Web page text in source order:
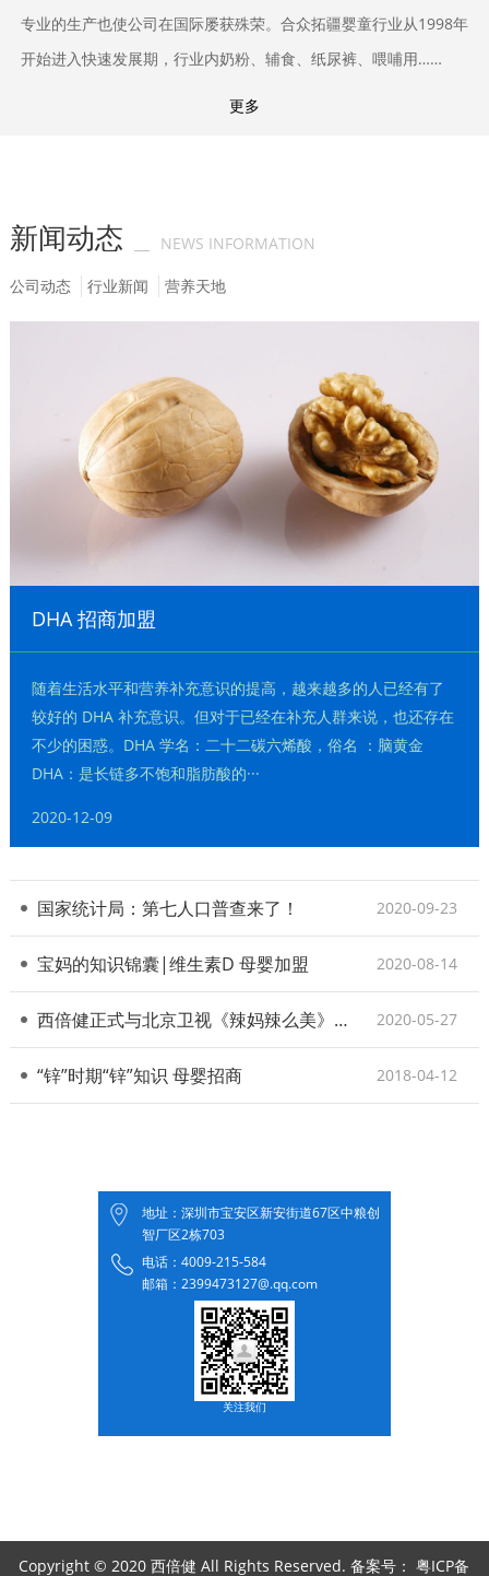
专业的生产也使公司在国际屡获殊荣。合众拓疆婴童行业从1998年
开始进入快速发展期，行业内奶粉、辅食、纸尿裤、喂哺用……
更多
新闻动态 NEWS INFORMATION
公司动态 行业新闻 营养天地
DHA 招商加盟
随着生活水平和营养补充意识的提高，越来越多的人已经有了
较好的 DHA 补充意识。但对于已经在补充人群来说，也还存在
不少的困惑。DHA 学名：二十二碳六烯酸，俗名 ：脑黄金
DHA：是长链多不饱和脂肪酸的···
2020-12-09
国家统计局：第七人口普查来了！ 2020-09-23
宝妈的知识锦囊|维生素D 母婴加盟 2020-08-14
西倍健正式与北京卫视《辣妈辣么美》节目签署战略合作协议 2020-05-27
“锌”时期“锌”知识 母婴招商 2018-04-12
地址：深圳市宝安区新安街道67区中粮创
智厂区2栋703
电话：4009-215-584
邮箱：2399473127@.qq.com
关注我们
Copyright © 2020 西倍健 All Rights Reserved. 备案号：粤ICP备